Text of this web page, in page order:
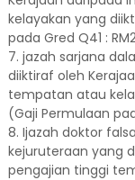
kelayakan yang
pada Gred Q41 :
7. jazah sarjana
diiktiraf oleh
tempatan atau
(Gaji Permulaan
8. Ijazah doktor
kejuruteraan yang
pengajian tinggi